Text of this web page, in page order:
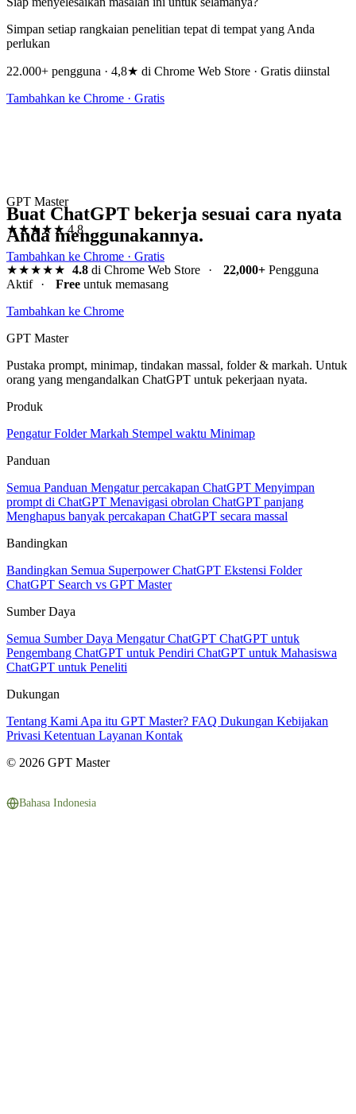
Simpan setiap rangkaian penelitian tepat di tempat yang Anda
perlukan
22.000+ pengguna · 4,8★ di Chrome Web Store · Gratis diinstal
Tambahkan ke Chrome · Gratis
GPT Master
★★★★★ 4.8
Tambahkan ke Chrome · Gratis
Buat ChatGPT bekerja sesuai cara nyata
Anda menggunakannya.
★★★★★ 4.8di Chrome Web Store · 22,000+Pengguna
Aktif
· Free untuk memasang
Tambahkan ke Chrome
GPT Master
Pustaka prompt, minimap, tindakan massal, folder & markah. Untuk
orang yang mengandalkan ChatGPT untuk pekerjaan nyata.
Produk
PengaturFolderMarkah Stempel waktu Minimap
Panduan
Semua Panduan Mengatur percakapan ChatGPT Menyimpan
prompt di ChatGPT Menavigasi obrolan ChatGPT panjang
Menghapus banyak percakapan ChatGPT secara massal
Bandingkan
Bandingkan Semua Superpower ChatGPT Ekstensi Folder
ChatGPT Search vs GPT Master
Sumber Daya
Semua Sumber Daya Mengatur ChatGPT ChatGPT untuk
Pengembang ChatGPT untuk Pendiri ChatGPT untuk Mahasiswa
ChatGPT untuk Peneliti
Dukungan
Tentang Kami Apa itu GPT Master? FAQ Dukungan Kebijakan
Privasi Ketentuan Layanan Kontak
© 2026 GPT Master
Bahasa Indonesia